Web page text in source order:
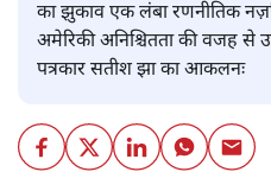
का झुकाव एक लंबा रणनीतिक
अमेरिकी अनिश्चितता की वजह से
पत्रकार सतीश झा का आकलनः